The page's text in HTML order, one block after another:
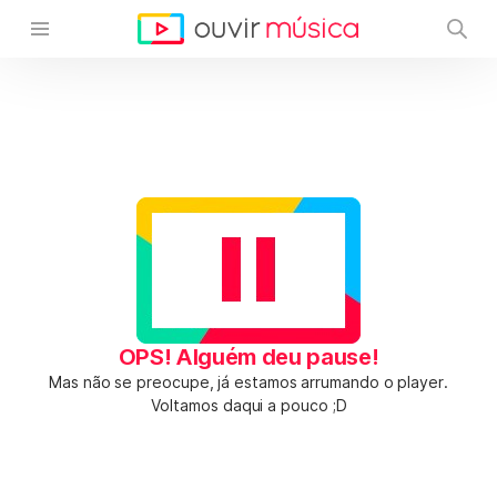
OPS! Alguém deu pause!
Mas não se preocupe, já estamos arrumando o player.
Voltamos daqui a pouco ;D